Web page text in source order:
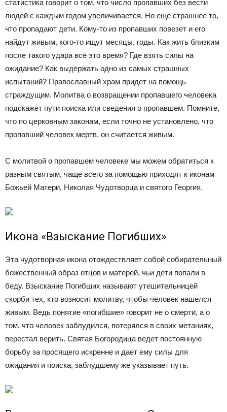
статистика говорит о том, что число пропавших без вести
людей с каждым годом увеличивается. Но еще страшнее то,
что пропадают дети. Кому-то из пропавших повезет и его
найдут живым, кого-то ищут месяцы, годы. Как жить близким
после такого удара всё это время? Где взять силы на
ожидание? Как выдержать одно из самых страшных
испытаний? Православный храм придет на помощь
страждущим. Молитва о возвращении пропавшего человека
подскажет пути поиска или сведения о пропавшем. Помните,
что по церковным законам, если точно не установлено, что
пропавший человек мертв, он считается живым.
С молитвой о пропавшем человеке мы можем обратиться к
разным святым, чаще всего за помощью приходят к иконам
Божьей Матери, Николая Чудотворца и святого Георгия.
Икона «Взыскание Погибших»
Эта чудотворная икона отождествляет собой собирательный
божественный образ отцов и матерей, чьи дети попали в
беду. Взыскание Погибших называют утешительницей
скорби тех, кто возносит молитву, чтобы человек нашелся
живым. Ведь понятие «погибшие» говорит не о смерти, а о
том, что человек заблудился, потерялся в своих метаниях,
перестал верить. Святая Богородица ведет постоянную
борьбу за просящего искренне и дает ему силы для
ожидания и поиска, заблудшему же указывает путь.